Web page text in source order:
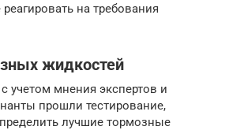
на требования
жидкостей
учетом мнения экспертов и
прошли тестирование,
лучшие тормозные